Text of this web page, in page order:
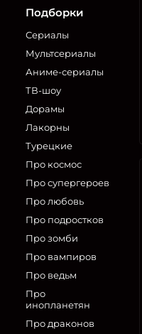
Подборки
Сериалы
Мультсериалы
Аниме-сериалы
ТВ-шоу
Дорамы
Лакорны
Турецкие
Про космос
Про супергероев
Про любовь
Про подростков
Про зомби
Про вампиров
Про ведьм
Про
инопланетян
Про драконов